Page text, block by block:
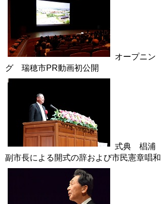
オープニン
グ 瑞穂市PR動画初公開
式典 椙浦
副市長による開式の辞および市民憲章唱和